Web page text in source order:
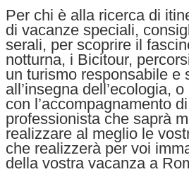
Per chi è alla ricerca di
di vacanze speciali,
serali, per scoprire il
notturna, i Bicitour,
un turismo responsabile e
all’insegna dell’ecologia,
con l’accompagnamento
professionista che saprà
realizzare al meglio le
che realizzerà per voi
della vostra vacanza a